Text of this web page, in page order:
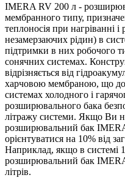
IMERA RV 200 л -
мембранного типу,
теплоносія при нагріванні
незамерзаючих рідин) в
підтримки в них робочого
сонячних системах.
відрізняється від
харчовою мембраною, що
системах холодного і
розширювального бака
літражу системи. Якщо Ви
розширювальний бак
орієнтуватися на 10% від
Наприклад, якщо в системі
розширювальний бак
літрів.